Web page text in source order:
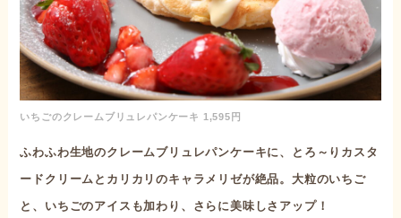
いちごのクレームブリュレパンケーキ 1,595円
ふわふわ生地のクレームブリュレパンケーキに、とろ～りカスタ
ードクリームとカリカリのキャラメリゼが絶品。大粒のいちご
と、いちごのアイスも加わり、さらに美味しさアップ！